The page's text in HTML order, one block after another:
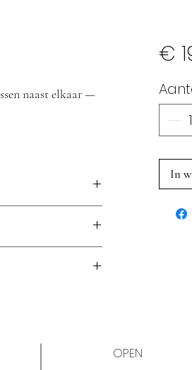
naast elkaar —
€
In
OPEN